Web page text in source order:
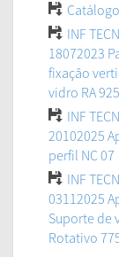
INF
18072023
fixação
vidro RA 925
INF
20102025
perfil NC 07
INF
03112025
Suporte de
Rotativo